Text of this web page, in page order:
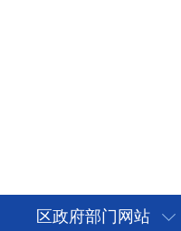
区政府部门网站